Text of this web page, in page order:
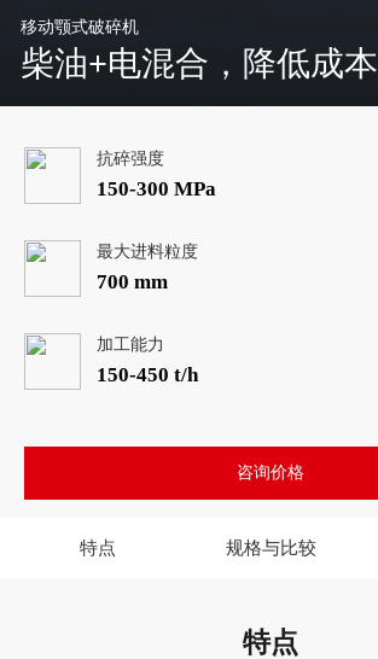
移动颚式破碎机
柴油+电混合，降低成本
抗碎强度
150-300 MPa
最大进料粒度
700 mm
加工能力
150-450 t/h
咨询价格
特点 规格与比较
特点